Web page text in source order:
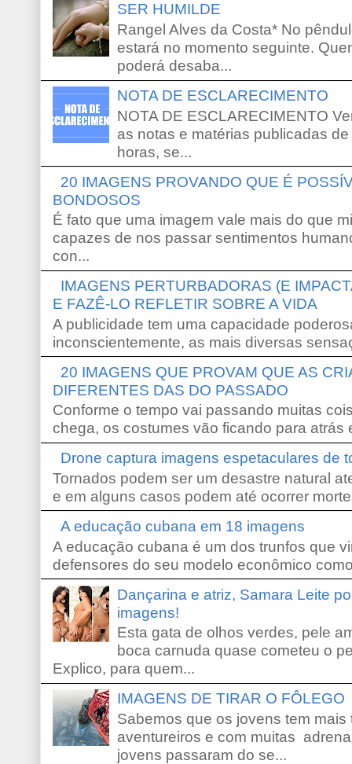
SER HUMILDE
Rangel Alves da Costa* No
estará no momento seguinte.
poderá desaba...
NOTA DE ESCLARECIMENTO
NOTA DE ESCLARECIMENTO
as notas e matérias publicadas
horas, se...
20 IMAGENS PROVANDO QUE É
BONDOSOS
É fato que uma imagem vale mais do que
capazes de nos passar sentimentos
con...
IMAGENS PERTURBADORAS (E
E FAZÊ-LO REFLETIR SOBRE A VIDA
A publicidade tem uma capacidade
inconscientemente, as mais diversas
20 IMAGENS QUE PROVAM QUE AS
DIFERENTES DAS DO PASSADO
Conforme o tempo vai passando muitas
chega, os costumes vão ficando para atrás
Drone captura imagens espetaculares de
Tornados podem ser um desastre natural
e em alguns casos podem até ocorrer
A educação cubana em 18 imagens
A educação cubana é um dos trunfos que
defensores do seu modelo econômico
Dançarina e atriz, Samara Leite
imagens!
Esta gata de olhos verdes, pele
boca carnuda quase cometeu o
Explico, para quem...
IMAGENS DE TIRAR O FÔLEGO
Sabemos que os jovens tem
aventureiros e com muitas
jovens passaram do se...